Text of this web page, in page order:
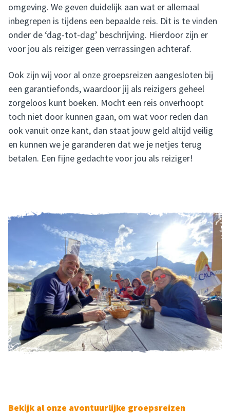
omgeving. We geven duidelijk aan wat er allemaal
inbegrepen is tijdens een bepaalde reis. Dit is te vinden
onder de ‘dag-tot-dag’ beschrijving. Hierdoor zijn er
voor jou als reiziger geen verrassingen achteraf.
Ook zijn wij voor al onze groepsreizen aangesloten bij
een garantiefonds, waardoor jij als reizigers geheel
zorgeloos kunt boeken. Mocht een reis onverhoopt
toch niet door kunnen gaan, om wat voor reden dan
ook vanuit onze kant, dan staat jouw geld altijd veilig
en kunnen we je garanderen dat we je netjes terug
betalen. Een fijne gedachte voor jou als reiziger!
Bekijk al onze avontuurlijke groepsreizen